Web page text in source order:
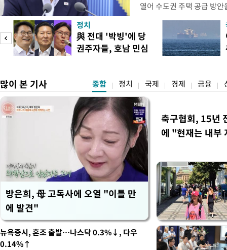
열어 수도권 주택 공급 방
령은 이날 오후 2시 청와
를 비공개로 주재한다. 지
공개 회의에서 "가용한 주
라"고 지시한 지 나흘 만이
정치
與 전대 '박빙'에 당
권주자들, 호남 민심
많이 본 기사 종합 정치 국제 경제 금융
방은희, 母 고독사에 오열 "이틀 만
에 발견"
축구협회, 15년
에 "현재는 내부
뉴욕증시, 혼조 출발…나스닥 0.3%↓, 다우
0.14%↑